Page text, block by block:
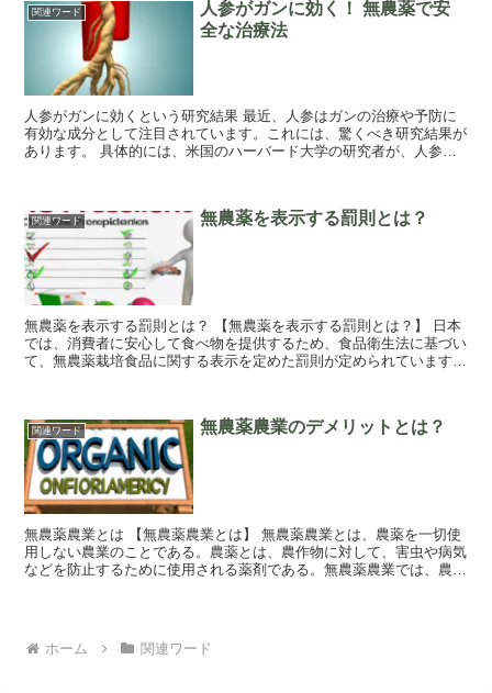
関連ワード
人参がガンに効く！ 無農薬で安
全な治療法
人参がガンに効くという研究結果 最近、人参はガンの治療や予防に
有効な成分として注目されています。これには、驚くべき研究結果が
あります。 具体的には、米国のハーバード大学の研究者が、人参の
関連ワード 無農薬を表示する罰則とは？
無農薬を表示する罰則とは？ 【無農薬を表示する罰則とは？】 日本
では、消費者に安心して食べ物を提供するため、食品衛生法に基づい
て、無農薬栽培食品に関する表示を定めた罰則が定められています。
関連ワード 無農薬農業のデメリットとは？
無農薬農業とは 【無農薬農業とは】 無農薬農業とは、農薬を一切使
用しない農業のことである。農薬とは、農作物に対して、害虫や病気
などを防止するために使用される薬剤である。無農薬農業では、農薬
ホーム 関連ワード